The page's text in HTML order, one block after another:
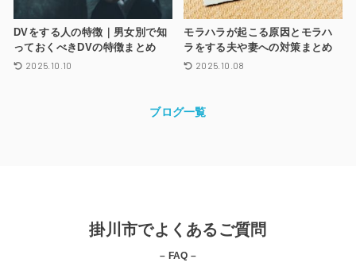
DVをする人の特徴｜男女別で知
っておくべきDVの特徴まとめ
2025.10.10
モラハラが起こる原因とモラハ
ラをする夫や妻への対策まとめ
2025.10.08
ブログ一覧
掛川市でよくあるご質問
– FAQ –